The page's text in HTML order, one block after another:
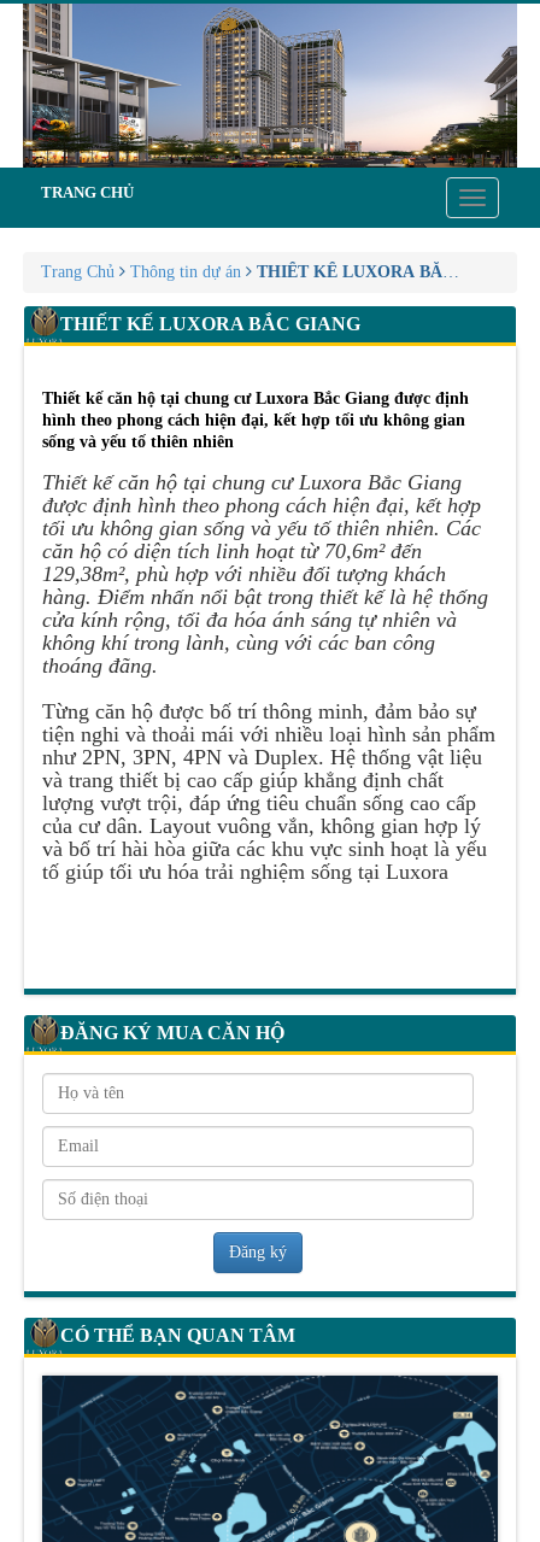
Toggle
TRANG CHỦ
Trang Chủ Thông tin dự án THIẾT KẾ LUXORA BẮC GIANG
THIẾT KẾ LUXORA BẮC GIANG
Thiết kế căn hộ tại chung cư Luxora Bắc Giang được định
hình theo phong cách hiện đại, kết hợp tối ưu không gian
sống và yếu tố thiên nhiên
Thiết kế căn hộ tại chung cư Luxora Bắc Giang
được định hình theo phong cách hiện đại, kết hợp
tối ưu không gian sống và yếu tố thiên nhiên. Các
căn hộ có diện tích linh hoạt từ 70,6m² đến
129,38m², phù hợp với nhiều đối tượng khách
hàng. Điểm nhấn nổi bật trong thiết kế là hệ thống
cửa kính rộng, tối đa hóa ánh sáng tự nhiên và
không khí trong lành, cùng với các ban công
thoáng đãng.
Từng căn hộ được bố trí thông minh, đảm bảo sự
tiện nghi và thoải mái với nhiều loại hình sản phẩm
như 2PN, 3PN, 4PN và Duplex. Hệ thống vật liệu
và trang thiết bị cao cấp giúp khẳng định chất
lượng vượt trội, đáp ứng tiêu chuẩn sống cao cấp
của cư dân. Layout vuông vắn, không gian hợp lý
và bố trí hài hòa giữa các khu vực sinh hoạt là yếu
tố giúp tối ưu hóa trải nghiệm sống tại Luxora
ĐĂNG KÝ MUA CĂN HỘ
Đăng ký
CÓ THỂ BẠN QUAN TÂM